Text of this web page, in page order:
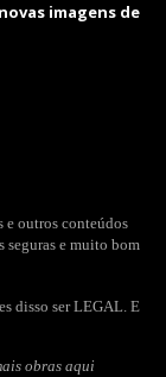
imagens de
e outros conteúdos
seguras e muito bom
disso ser LEGAL. E
obras aqui